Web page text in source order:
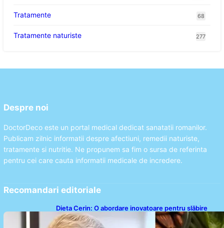
Tratamente 68
Tratamente naturiste 277
Despre noi
DoctorDeco este un portal medical dedicat sanatatii romanilor.
Publicam zilnic informatii despre afectiuni, remedii naturiste,
tratamente si nutritie. Ne propunem sa fim o sursa de referinta
pentru cei care cauta informatii medicale de incredere.
Recomandari editoriale
Dieta Cerin: O abordare inovatoare pentru slăbire
fără senzația de foame